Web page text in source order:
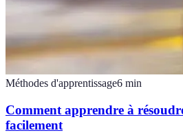
Méthodes d'apprentissage6 min
Comment apprendre à
facilement